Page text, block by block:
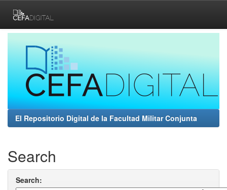
navigation
El Repositorio Digital de la Facultad Militar Conjunta
Search
Search: